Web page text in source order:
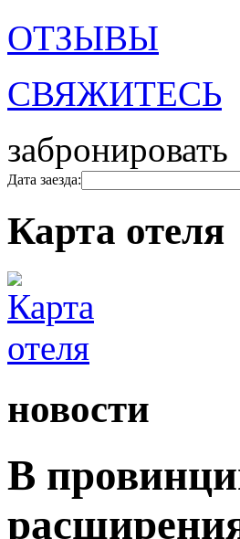
ОТЗЫВЫ
СВЯЖИТЕСЬ
забронировать
Дата заезда:
Карта отеля
новости
В